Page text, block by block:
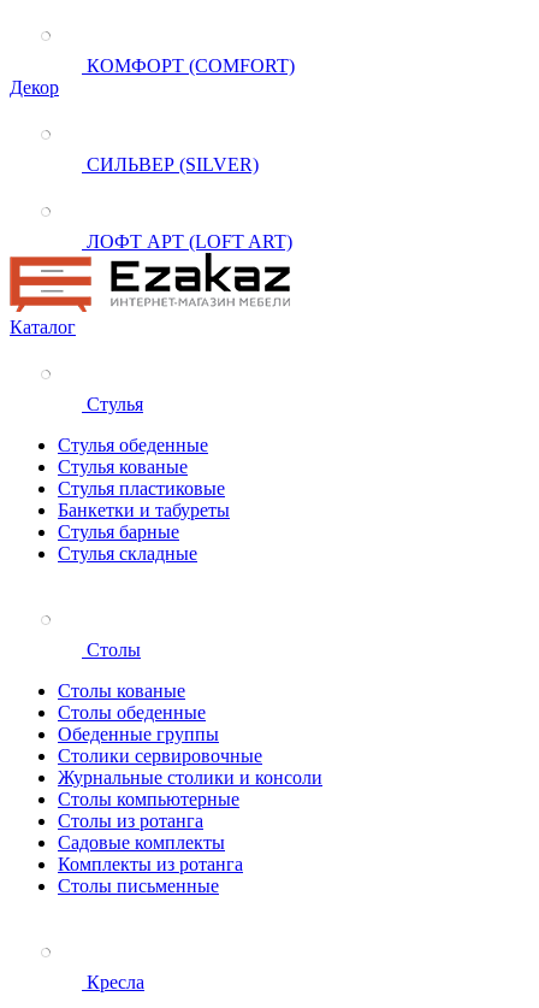
КОМФОРТ (COMFORT)
Декор
СИЛЬВЕР (SILVER)
ЛОФТ АРТ (LOFT ART)
Каталог
Стулья
Стулья обеденные
Стулья кованые
Стулья пластиковые
Банкетки и табуреты
Стулья барные
Стулья складные
Столы
Столы кованые
Столы обеденные
Обеденные группы
Столики сервировочные
Журнальные столики и консоли
Столы компьютерные
Столы из ротанга
Садовые комплекты
Комплекты из ротанга
Столы письменные
Кресла